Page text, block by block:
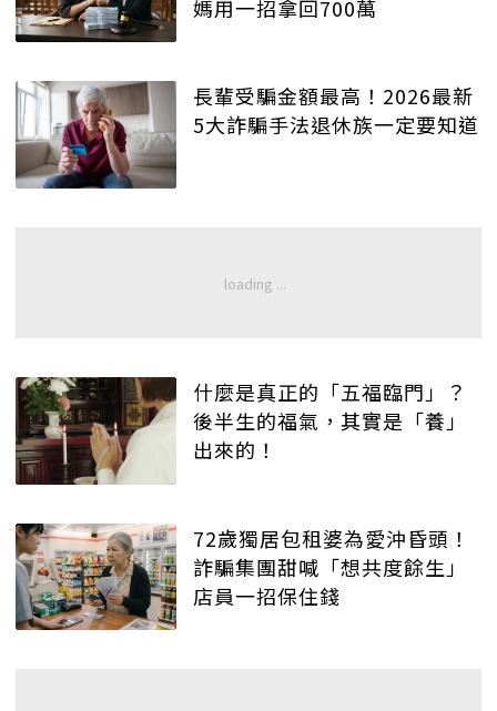
媽用一招拿回700萬
長輩受騙金額最高！2026最新
5大詐騙手法退休族一定要知道
什麼是真正的「五福臨門」？
後半生的福氣，其實是「養」
出來的！
72歲獨居包租婆為愛沖昏頭！
詐騙集團甜喊「想共度餘生」
店員一招保住錢